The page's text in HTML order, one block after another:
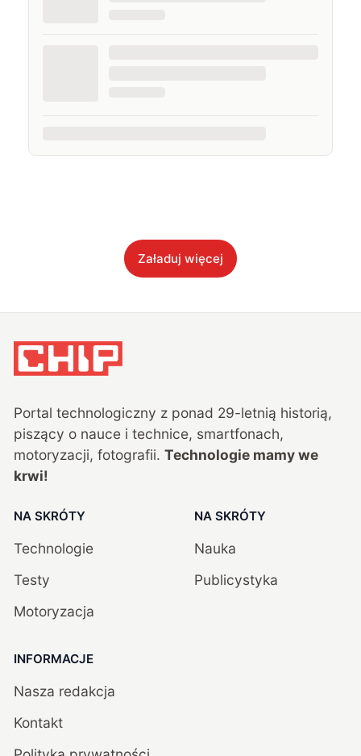
Załaduj więcej
Portal technologiczny z ponad 29-letnią historią,
piszący o nauce i technice, smartfonach,
motoryzacji, fotografii. Technologie mamy we
krwi!
NA SKRÓTY
Technologie
Testy
Motoryzacja
NA SKRÓTY
Nauka
Publicystyka
INFORMACJE
Nasza redakcja
Kontakt